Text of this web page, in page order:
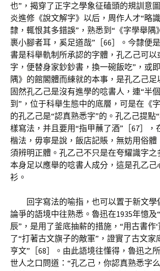
也”，揭穿了正字之學象征磕頭的規訓意
炎進修《說文解字》以后，周作人才“略
隸，輒恨其多錯誤”，熟悉到“《字學舉隅
裹小腳者耳，奚足道哉”［66］。今隸便
書是科舉軌制所承認的字體，孔乙己可以
字，便替身家鈔鈔書，換一碗飯吃”，或
隅》的館閣體而練就的本事，是孔乙己足
固然孔乙己是沒有進學的唸書人，連“半
到”，位于科舉生態中的底層，可是在《
的孔乙己是“認真熟悉字”的。孔乙己提點
樣寫法，并且要用“指甲蘸了酒”［67］，
楷法，毋寧是說，飯店記賬，無妨用俗體
須辨明正體。孔乙己不只是在夸耀識字之
本身足以應舉的唸書人成分，這是孔乙己
衫。
回字寫法的喻指，也可以置于新文
論爭的語境中往熟悉。魯迅在1935年憶及
辰”，是用了釜底抽薪的措施，“用古書作‘
了“打著古文旗子的敵軍”，證實了古文家
亨文”［68］。由此語境往懂得，魯迅之
世人之口問道：“孔乙己，你認真熟悉字